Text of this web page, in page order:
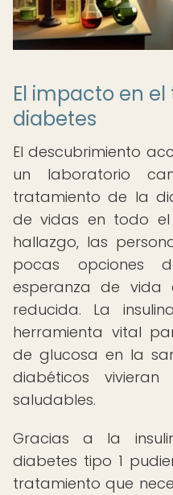
El impacto en
diabetes
El descubrimiento
un laboratorio
tratamiento de la
de vidas en todo el
hallazgo, las
pocas opciones
esperanza de vida
reducida. La
herramienta vital
de glucosa en la
diabéticos
saludables.
Gracias a la
diabetes tipo 1
tratamiento que